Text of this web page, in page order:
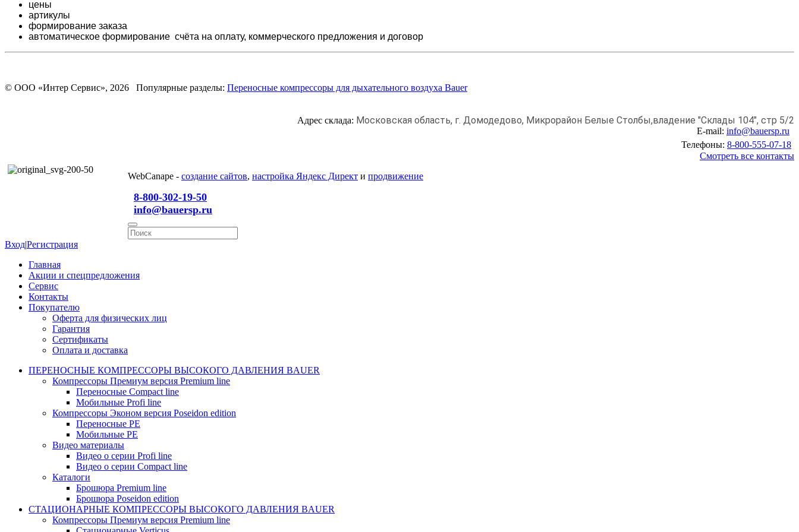
цены
артикулы
формирование заказа
автоматическое формирование счёта на оплату, коммерческого предложения и договор
© ООО «Интер Сервис», 2026 Популярные разделы: Переносные компрессоры для дыхательного воздуха Bauer
Адрес склада: Московская область, г. Домодедово, Микрорайон Белые Столбы,владение "Склады 104", стр 5/2
E-mail: info@bauersp.ru
Телефоны: 8-800-555-07-18
Смотреть все контакты
WebCanape - создание сайтов, настройка Яндекс Директ и продвижение
8-800-302-19-50
info@bauersp.ru
Вход|Регистрация
Главная
Акции и спецпредложения
Сервис
Контакты
Покупателю
Оферта для физических лиц
Гарантия
Сертификаты
Оплата и доставка
ПЕРЕНОСНЫЕ КОМПРЕССОРЫ ВЫСОКОГО ДАВЛЕНИЯ BAUER
Компрессоры Премиум версия Premium line
Переносные Compact line
Мобильные Profi line
Компрессоры Эконом версия Poseidon edition
Переносные PE
Мобильные PE
Видео материалы
Видео о серии Profi line
Видео о серии Compact line
Каталоги
Брошюра Premium line
Брошюра Poseidon edition
СТАЦИОНАРНЫЕ КОМПРЕССОРЫ ВЫСОКОГО ДАВЛЕНИЯ BAUER
Компрессоры Премиум версия Premium line